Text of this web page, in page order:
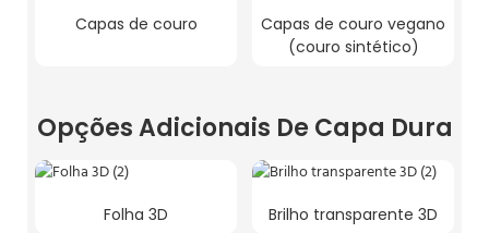
Capas de couro
Capas de couro vegano
(couro sintético)
Opções Adicionais De Capa Dura
Folha 3D Brilho transparente 3D